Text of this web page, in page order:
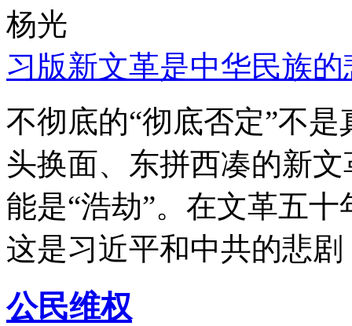
杨光
习版新文革是中华民族的
不彻底的“彻底否定”不
头换面、东拼西凑的新
能是“浩劫”。在文革五
这是习近平和中共的悲
公民维权